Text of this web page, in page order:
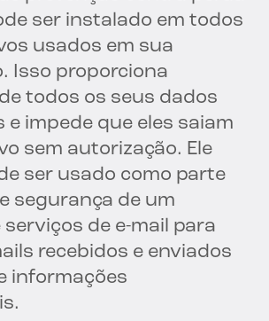
ser instalado em todos
usados em sua
Isso proporciona
todos os seus dados
impede que eles saiam
sem autorização. Ele
ser usado como parte
segurança de um
de e-mail para
recebidos e enviados
informações